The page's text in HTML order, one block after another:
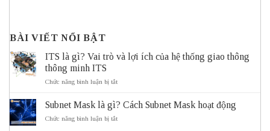
BÀI VIẾT NỔI BẬT
ITS là gì? Vai trò và lợi ích của hệ thống giao thông
thông minh ITS
Chức năng bình luận bị tắtở
gì?
Vai
Subnet Mask là gì? Cách Subnet Mask hoạt động
Chức năng bình luận bị tắtở